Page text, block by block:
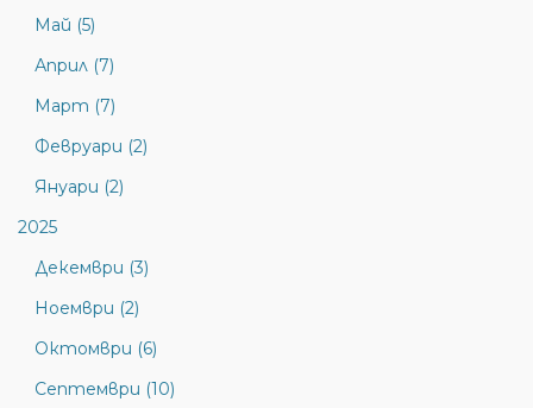
Май (5)
Април (7)
Март (7)
Февруари (2)
Януари (2)
2025
Декември (3)
Ноември (2)
Октомври (6)
Септември (10)